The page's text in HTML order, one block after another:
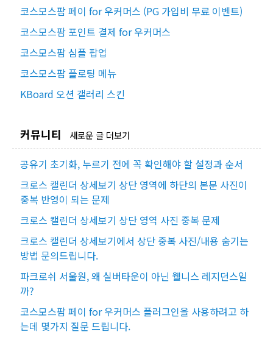
코스모스팜 페이 for 우커머스 (PG 가입비 무료 이벤트)
코스모스팜 포인트 결제 for 우커머스
코스모스팜 심플 팝업
코스모스팜 플로팅 메뉴
KBoard 오션 갤러리 스킨
커뮤니티 새로운 글 더보기
공유기 초기화, 누르기 전에 꼭 확인해야 할 설정과 순서
크로스 캘린더 상세보기 상단 영역에 하단의 본문 사진이
중복 반영이 되는 문제
크로스 캘린더 상세보기 상단 영역 사진 중복 문제
크로스 캘린더 상세보기에서 상단 중복 사진/내용 숨기는
방법 문의드립니다.
파크로쉬 서울원, 왜 실버타운이 아닌 웰니스 레지던스일
까?
코스모스팜 페이 for 우커머스 플러그인을 사용하려고 하
는데 몇가지 질문 드립니다.